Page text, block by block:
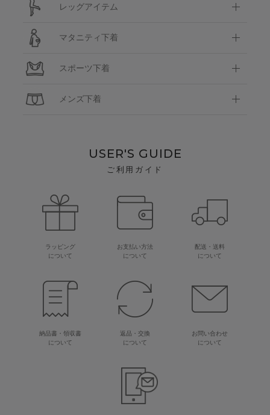
レッグアイテム
マタニティ下着
スポーツ下着
メンズ下着
USER'S GUIDE
ご利用ガイド
ラッピング
について
お支払い方法
について
配送・送料
について
納品書・領収書
について
返品・交換
について
お問い合わせ
について